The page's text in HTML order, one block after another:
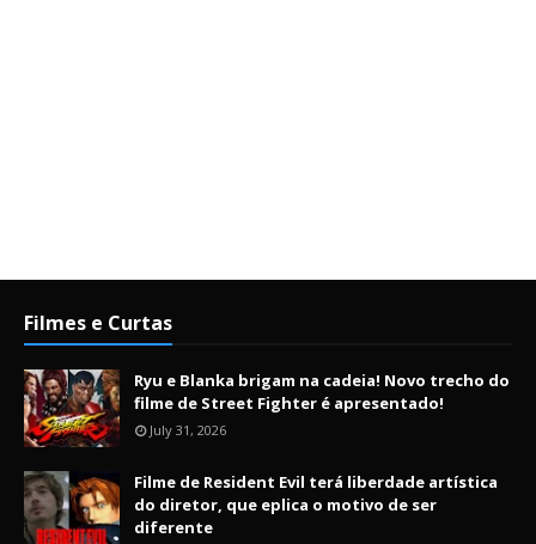
Filmes e Curtas
Ryu e Blanka brigam na cadeia! Novo trecho do
filme de Street Fighter é apresentado!
July 31, 2026
Filme de Resident Evil terá liberdade artística
do diretor, que eplica o motivo de ser
diferente